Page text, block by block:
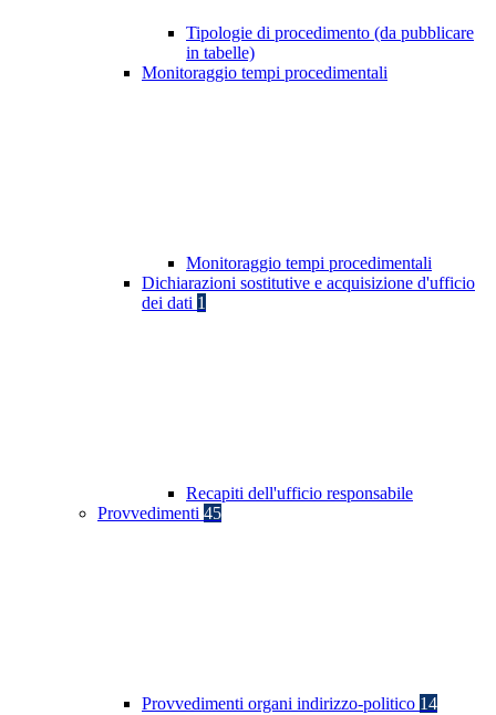
Tipologie di procedimento (da pubblicare
in tabelle)
Monitoraggio tempi procedimentali
Monitoraggio tempi procedimentali
Dichiarazioni sostitutive e acquisizione d'ufficio
dei dati 1
Recapiti dell'ufficio responsabile
Provvedimenti 45
Provvedimenti organi indirizzo-politico 14